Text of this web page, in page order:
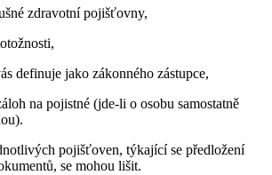
zdravotní pojišťovny,
definuje jako zákonného zástupce,
na pojistné (jde-li o osobu samostatně
pojišťoven, týkající se předložení
se mohou lišit.